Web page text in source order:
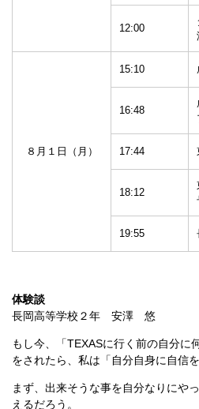
12:00
８月１日（月）
15:10
16:48
17:44
18:12
19:55
体験談
長岡高等学校２年 安澤 悠
もし今、「TEXASに行く前の自分に
をされたら、私は「自分自身に自信を
まず、出来そうな事を自分なりに
えるだろう。